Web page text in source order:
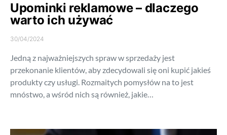
Upominki reklamowe – dlaczego
warto ich używać
30/04/2024
Jedną z najważniejszych spraw w sprzedaży jest
przekonanie klientów, aby zdecydowali się oni kupić jakieś
produkty czy usługi. Rozmaitych pomysłów na to jest
mnóstwo, a wśród nich są również, jakie…